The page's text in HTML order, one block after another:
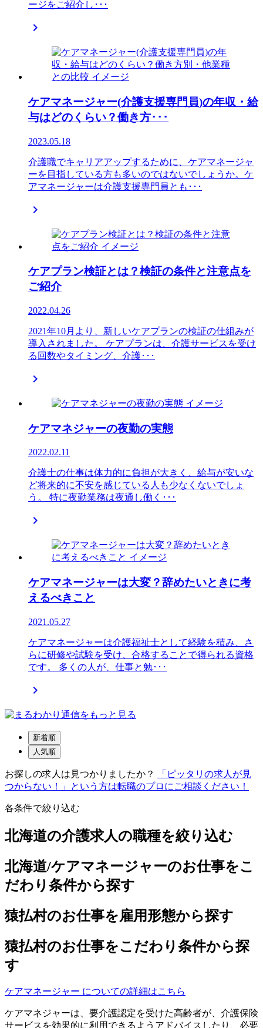
ージをご紹介し･･･

ケアマネージャー(介護支援専門員)の年収・給
与はどのくらい？働き方･･･
2023.05.18
介護職でキャリアアップするために、ケアマネージャ
ーを目指している方も多いのではないでしょうか。ケ
アマネージャーは介護支援専門員とも･･･

ケアプラン検証とは？検証の条件と注意点を
ご紹介
2022.04.26
2021年10月より、新しいケアプランの検証の仕組みが
導入されました。 ケアプランは、介護サービスを受け
る回数やタイミング、介護･･･

ケアマネジャーの夜勤の実態
2022.02.11
介護士の仕事は体力的に負担が大きく、給与が安いな
ど将来的に不安を感じている人も少なくないでしょ
う。 特に夜勤業務は夜通し働く･･･

ケアマネージャーは大変？辞めたいときに考
えるべきこと
2021.05.27
ケアマネージャーは介護福祉士として経験を積み、さ
らに研修や試験を受け、合格することで得られる資格
です。 多くの人が、仕事と勉･･･

新着順
人気順
お探しの求人は見つかりましたか？
「ピッタリの求人が見
つからない！」という方は転職のプロにご相談ください！
各条件で絞り込む
北海道の介護求人の職種を絞り込む
北海道/ケアマネージャーのお仕事をこ
だわり条件から探す
猿払村のお仕事を雇用形態から探す
猿払村のお仕事をこだわり条件から探
す
ケアマネージャー についての詳細はこちら
ケアマネジャーは、要介護認定を受けた高齢者が、介護保険
サービスを効果的に利用できるようアドバイスしたり、必要